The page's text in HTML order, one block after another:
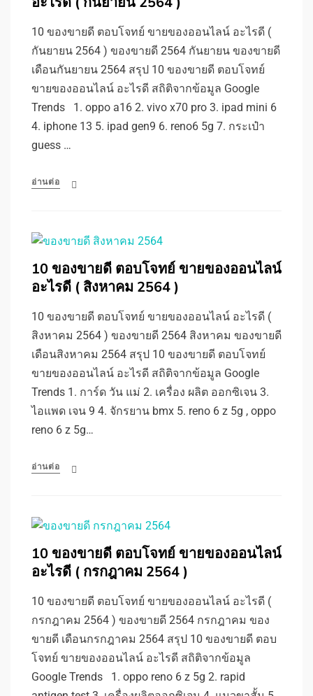
10 ของขายดี ตอบโจทย์ ขายของออนไลน์ อะไรดี (
กันยายน 2564 ) ของขายดี 2564 กันยายน ของขายดี
เดือนกันยายน 2564 สรุป 10 ของขายดี ตอบโจทย์
ขายของออนไลน์ อะไรดี สถิติจากข้อมูล Google
Trends 1. oppo a16 2. vivo x70 pro 3. ipad mini 6
4. iphone 13 5. ipad gen9 6. reno6 5g 7. กระเป๋า
guess …
อ่านต่อ
10 ของขายดี ตอบโจทย์ ขายของออนไลน์
อะไรดี ( สิงหาคม 2564 )
10 ของขายดี ตอบโจทย์ ขายของออนไลน์ อะไรดี (
สิงหาคม 2564 ) ของขายดี 2564 สิงหาคม ของขายดี
เดือนสิงหาคม 2564 สรุป 10 ของขายดี ตอบโจทย์
ขายของออนไลน์ อะไรดี สถิติจากข้อมูล Google
Trends 1. การ์ด วัน แม่ 2. เครื่อง ผลิต ออกซิเจน 3.
ไอแพด เจน 9 4. จักรยาน bmx 5. reno 6 z 5g , oppo
reno 6 z 5g…
อ่านต่อ
10 ของขายดี ตอบโจทย์ ขายของออนไลน์
อะไรดี ( กรกฎาคม 2564 )
10 ของขายดี ตอบโจทย์ ขายของออนไลน์ อะไรดี (
กรกฎาคม 2564 ) ของขายดี 2564 กรกฎาคม ของ
ขายดี เดือนกรกฎาคม 2564 สรุป 10 ของขายดี ตอบ
โจทย์ ขายของออนไลน์ อะไรดี สถิติจากข้อมูล
Google Trends 1. oppo reno 6 z 5g 2. rapid